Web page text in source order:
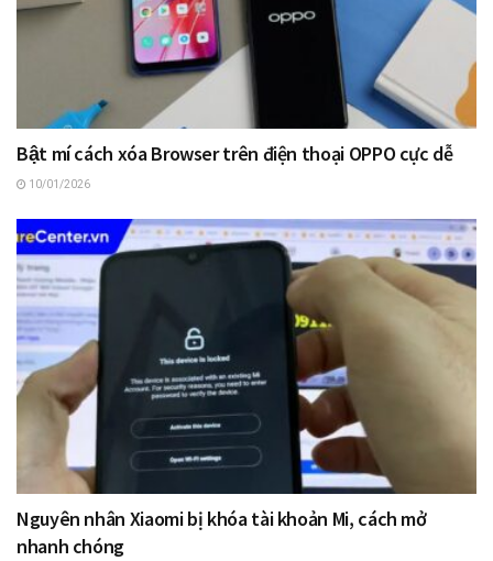
Bật mí cách xóa Browser trên điện thoại OPPO cực dễ
10/01/2026
Nguyên nhân Xiaomi bị khóa tài khoản Mi, cách mở
nhanh chóng